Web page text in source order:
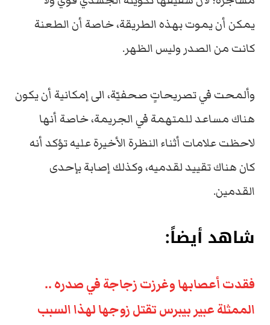
يمكن أن يموت بهذه الطريقة، خاصة أن الطعنة
كانت من الصدر وليس الظهر.
وألمحت في تصريحاتٍ صحفيّة، الى إمكانية أن يكون
هناك مساعد للمتهمة في الجريمة، خاصة أنها
لاحظت علامات أثناء النظرة الأخيرة عليه تؤكد أنه
كان هناك تقييد لقدميه، وكذلك إصابة بإحدى
القدمين.
شاهد أيضاً:
فقدت أعصابها وغرزت زجاجة في صدره ..
الممثلةعبير بيبرستقتل زوجها لهذا السبب